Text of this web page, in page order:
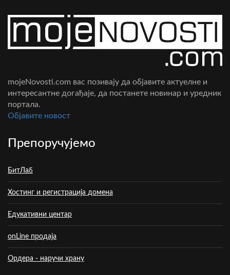
mojeNovosti.com вас позивају да објавите актуелне и
интересантне догађаје, да постанете новинар и уредник
портала.
Oбјавите новост
Препоручујемо
БитЛаб
Хостинг и регистрација домена
Едукативни центар
onLine продаја
Ордера - наручи храну